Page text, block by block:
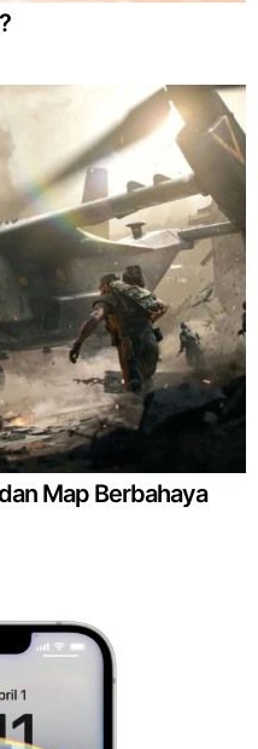
Map Berbahaya